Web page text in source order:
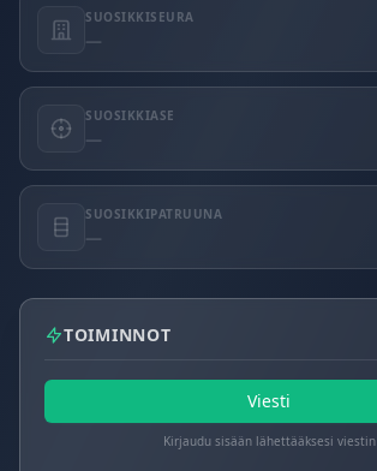
SUOSIKKISEURA
—
SUOSIKKIASE
—
SUOSIKKIPATRUUNA
—
TOIMINNOT
Viesti
Kirjaudu sisään lähettääksesi viestin